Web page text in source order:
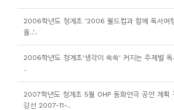
2006학년도 청계초 '2006 월드컵과 함께 독서여
을..'..
2006학년도 청계초'생각이 쑥쑥' 커지는 주제별 독
..
2007학년도 청계초 5월 OHP 동화연극 공연 계획
강선 2007-11-..
첩
자